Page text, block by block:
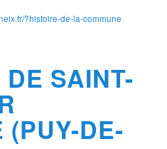
?histoire-de-la-commune
SAINT-
(PUY-DE-